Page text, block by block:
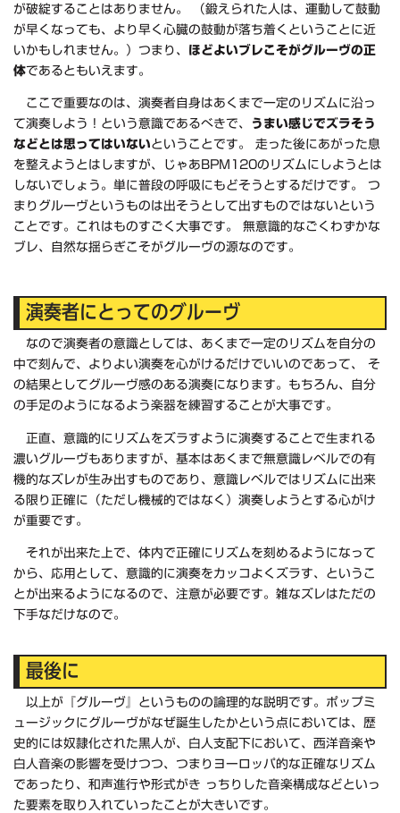
が破綻することはありません。 （鍛えられた人は、運動して鼓動
が早くなっても、より早く心臓の鼓動が落ち着くということに近
いかもしれません。）つまり、 ほどよいブレこそがグルーヴの正
体であるともいえます。
ここで重要なのは、演奏者自身はあくまで一定のリズムに沿っ
て演奏しよう！という意識であるべきで、
うまい感じでズラそう
などとは思ってはいないということです。 走った後にあがった息
を整えようとはしますが、じゃあBPM120のリズムにしようとは
しないでしょう。単に普段の呼吸にもどそうとするだけです。 つ
まりグルーヴというものは出そうとして出すものではないという
ことです。これはものすごく大事です。 無意識的なごくわずかな
ブレ、自然な揺らぎこそがグルーヴの源なのです。
演奏者にとってのグルーヴ
なので演奏者の意識としては、あくまで一定のリズムを自分の
中で刻んで、よりよい演奏を心がけるだけでいいのであって、 そ
の結果としてグルーヴ感のある演奏になります。もちろん、自分
の手足のようになるよう楽器を練習することが大事です。
正直、意識的にリズムをズラすように演奏することで生まれる
濃いグルーヴもありますが、基本はあくまで無意識レベルでの有
機的なズレが生み出すものであり、意識レベルではリズムに出来
る限り正確に（ただし機械的ではなく）演奏しようとする心がけ
が重要です。
それが出来た上で、体内で正確にリズムを刻めるようになって
から、応用として、意識的に演奏をカッコよくズラす、というこ
とが出来るようになるので、注意が必要です。雑なズレはただの
下手なだけなので。
最後に
以上が『グルーヴ』というものの論理的な説明です。ポップミ
ュージックにグルーヴがなぜ誕生したかという点においては、歴
史的には奴隷化された黒人が、白人支配下において、西洋音楽や
白人音楽の影響を受けつつ、つまりヨーロッパ的な正確なリズム
であったり、和声進行や形式がき っちりした音楽構成などといっ
た要素を取り入れていったことが大きいです。